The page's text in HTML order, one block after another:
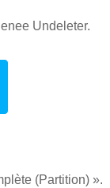
Undeleter.
(Partition) ».